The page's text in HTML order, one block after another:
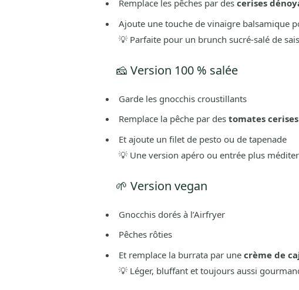
Remplace les pêches par des cerises
Ajoute une touche de vinaigre balsamique
💡 Parfaite pour un brunch sucré-salé de
🧀 Version 100 % salée
Garde les gnocchis croustillants
Remplace la pêche par des tomates
Et ajoute un filet de pesto ou de tapenade
💡 Une version apéro ou entrée plus
🌱 Version vegan
Gnocchis dorés à l’Airfryer
Pêches rôties
Et remplace la burrata par une crème de
💡 Léger, bluffant et toujours aussi